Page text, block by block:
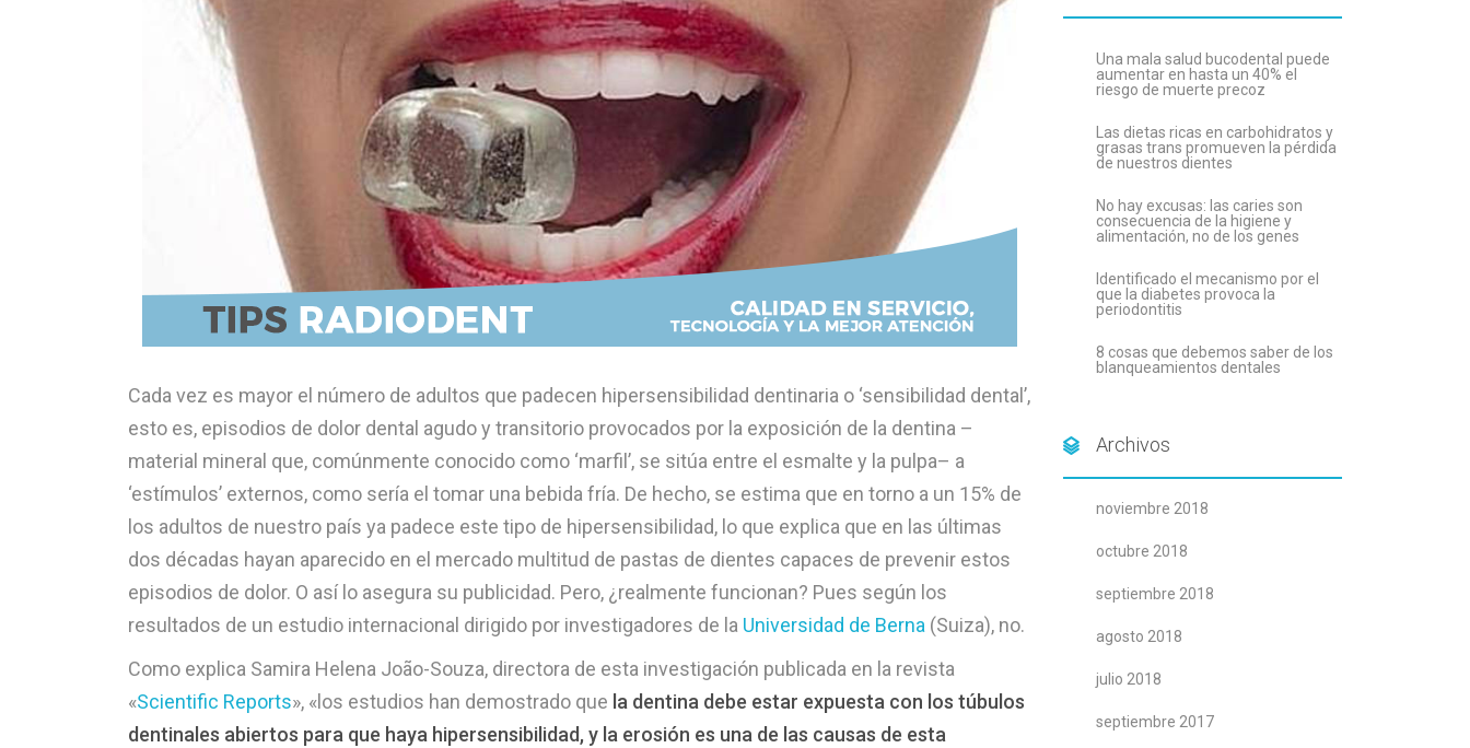
Cada vez es mayor el número de adultos que padecen hipersensibilidad dentinaria o ‘sensibilidad dental’,
esto es, episodios de dolor dental agudo y transitorio provocados por la exposición de la dentina –
material mineral que, comúnmente conocido como ‘marfil’, se sitúa entre el esmalte y la pulpa– a
‘estímulos’ externos, como sería el tomar una bebida fría. De hecho, se estima que en torno a un 15% de
los adultos de nuestro país ya padece este tipo de hipersensibilidad, lo que explica que en las últimas
dos décadas hayan aparecido en el mercado multitud de pastas de dientes capaces de prevenir estos
episodios de dolor. O así lo asegura su publicidad. Pero, ¿realmente funcionan? Pues según los
resultados de un estudio internacional dirigido por investigadores de la Universidad de Berna (Suiza), no.
Como explica Samira Helena João-Souza, directora de esta investigación publicada en la revista
«Scientific Reports», «los estudios han demostrado que la dentina debe estar expuesta con los túbulos
dentinales abiertos para que haya hipersensibilidad, y la erosión es una de las causas de esta
Una mala salud bucodental puede
aumentar en hasta un 40% el
riesgo de muerte precoz
Las dietas ricas en carbohidratos y
grasas trans promueven la pérdida
de nuestros dientes
No hay excusas: las caries son
consecuencia de la higiene y
alimentación, no de los genes
Identificado el mecanismo por el
que la diabetes provoca la
periodontitis
8 cosas que debemos saber de los
blanqueamientos dentales
Archivos
noviembre 2018
octubre 2018
septiembre 2018
agosto 2018
julio 2018
septiembre 2017